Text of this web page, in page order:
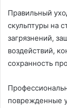
Правильный
скульптуры на
загрязнений,
воздействий,
сохранность
поврежденные